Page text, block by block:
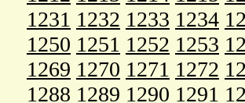
1231 1232 1233 1234
1250 1251 1252 1253
1269 1270 1271 1272
1288 1289 1290 1291